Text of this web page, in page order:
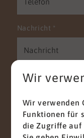
Nachricht *
Mit diesem
Wir
Wir verwenden
Funktionen für
die Zugriffe auf